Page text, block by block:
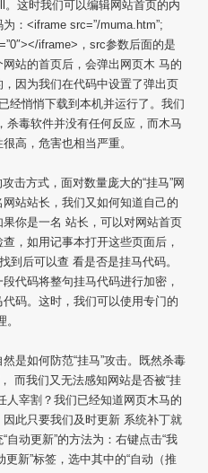
这时我们可以编辑网站首页的内
：<iframe src=”/muma.htm”;
iframe>，src参数后面的是
站的首页后，会弹出网页木 马的
因为我们在代码中设置了弹出页
经悄悄下载到本机并运行了。我们
杀毒软件并没有任何反应，而木马
高，危害也相当严重。
击方式，面对数量庞大的“挂马”网
站站长，我们又如何知道自己的
你是一名 站长，可以对网站首页
，如用记事本打开这些页面后，
到后可以查 看是否是挂马代码。
代码将整句挂马代码进行加密，
码。这时，我们可以使用专门的
是如何防范“挂马”攻击。既然杀毒
而我们又无法感知网站是否被“挂
人宰割？我们已经知道网页木马的
此只要我们及时更新 系统补丁就
动更新”的方法为：右键点击“我
更新”标签，选中其中的“自动（推